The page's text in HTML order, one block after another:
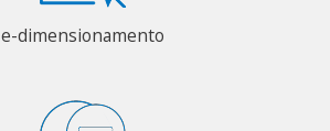
e-dimensionamento